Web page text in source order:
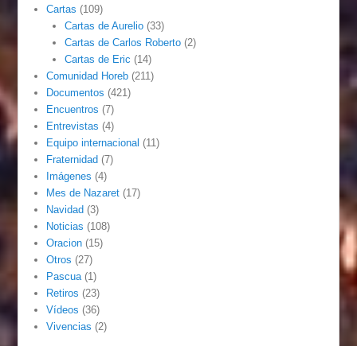
Cartas (109)
Cartas de Aurelio(33)
Cartas de Carlos Roberto(2)
Cartas de Eric (14)
Comunidad Horeb (211)
Documentos (421)
Encuentros (7)
Entrevistas (4)
Equipo internacional (11)
Fraternidad (7)
Imágenes (4)
Mes de Nazaret (17)
Navidad (3)
Noticias (108)
Oracion (15)
Otros (27)
Pascua (1)
Retiros (23)
Vídeos (36)
Vivencias (2)